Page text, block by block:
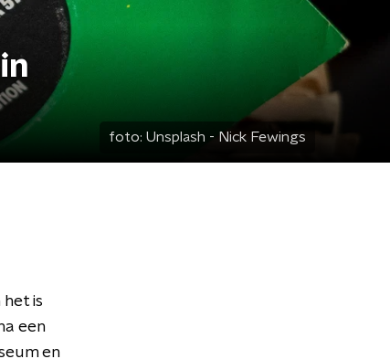
foto: Unsplash - Nick Fewings
is
een
en